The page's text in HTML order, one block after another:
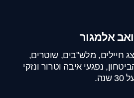
אלמגור
חיילים, מלש"בים, שוטרים,
נפגעי איבה וטרור ונזקי